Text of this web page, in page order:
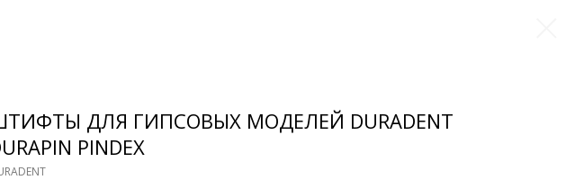
ДЛЯ ГИПСОВЫХ МОДЕЛЕЙ DURADENT
PINDEX